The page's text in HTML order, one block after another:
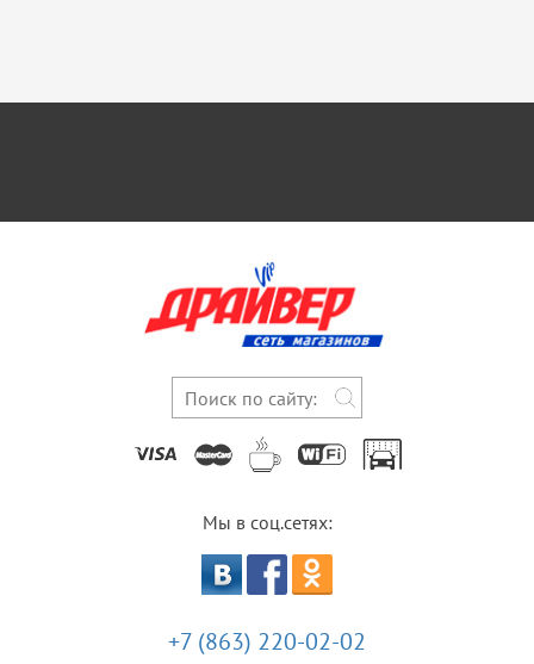
Мы в соц.сетях:
+7 (863) 220-02-02